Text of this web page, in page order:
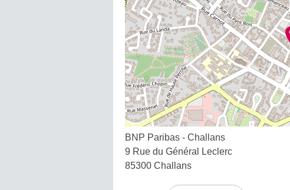
BNP Paribas - Challans
9 Rue du Général Leclerc
85300 Challans